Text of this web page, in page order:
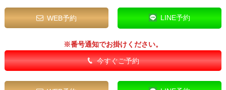
WEB予約 LINE予約
※番号通知でお掛けください。
今すぐご予約